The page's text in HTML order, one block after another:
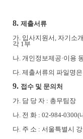
8. 제출서류
가. 입사지원서, 자기소
각 1부
나. 개인정보제공·이용
다. 제출서류의 파일명
9. 접수 및 문의처
가. 담 당 자 : 총무팀장
나. 전 화 : 02-984-0300(
다. 주 소 : 서울특별시